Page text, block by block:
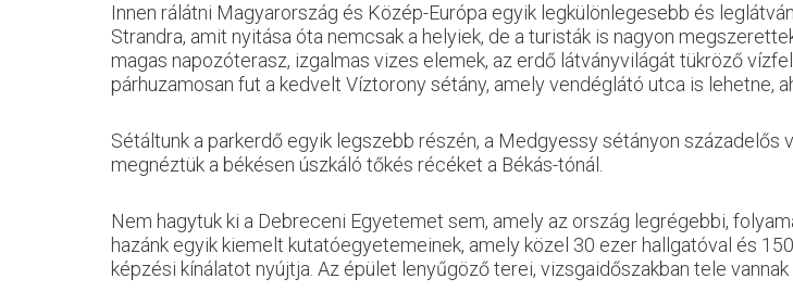
Innen rálátni Magyarország és Közép-Európa egyik legkülönlegesebb és
Strandra, amit nyitása óta nemcsak a helyiek, de a turisták is nagyon
magas napozóterasz, izgalmas vizes elemek, az erdő látványvilágát tükröző
párhuzamosan fut a kedvelt Víztorony sétány, amely vendéglátó utca is lehetne,
Sétáltunk a parkerdő egyik legszebb részén, a Medgyessy sétányon
megnéztük a békésen úszkáló tőkés récéket a Békás-tónál.
Nem hagytuk ki a Debreceni Egyetemet sem, amely az ország legrégebbi,
hazánk egyik kiemelt kutatóegyetemeinek, amely közel 30 ezer hallgatóval és
képzési kínálatot nyújtja. Az épület lenyűgöző terei, vizsgaidőszakban tele vannak